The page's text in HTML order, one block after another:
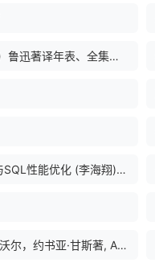
鲁迅全集2005年版第18卷：（附集）鲁迅著译年表、全集篇目索引、全集注释索引.pdf
数据库查询优化器的艺术 原理解析与SQL性能优化 (李海翔).pdf
AI极简经济学 (（加）阿杰伊·阿拉格沃尔，约书亚·甘斯著, Ajay Agrawal etc.).pdf